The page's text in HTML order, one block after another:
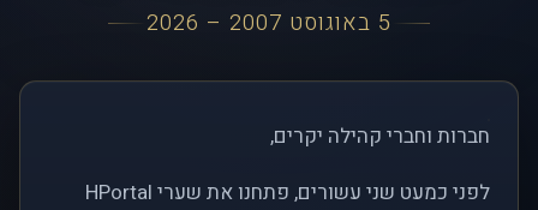
5 באוגוסט 2007 – 2026
חברות וחברי קהילה יקרים,
לפני כמעט שני עשורים, פתחנו את שערי HPortal